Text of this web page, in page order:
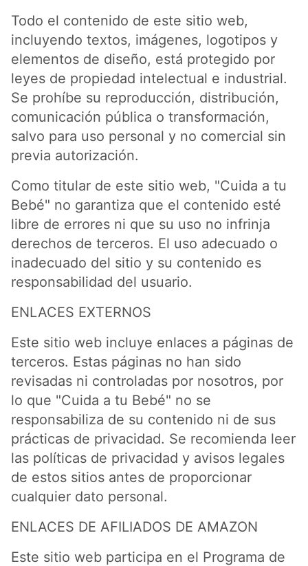
Todo el contenido de este sitio web,
incluyendo textos, imágenes, logotipos y
elementos de diseño, está protegido por
leyes de propiedad intelectual e industrial.
Se prohíbe su reproducción, distribución,
comunicación pública o transformación,
salvo para uso personal y no comercial sin
previa autorización.
Como titular de este sitio web, "Cuida a tu
Bebé" no garantiza que el contenido esté
libre de errores ni que su uso no infrinja
derechos de terceros. El uso adecuado o
inadecuado del sitio y su contenido es
responsabilidad del usuario.
ENLACES EXTERNOS
Este sitio web incluye enlaces a páginas de
terceros. Estas páginas no han sido
revisadas ni controladas por nosotros, por
lo que "Cuida a tu Bebé" no se
responsabiliza de su contenido ni de sus
prácticas de privacidad. Se recomienda leer
las políticas de privacidad y avisos legales
de estos sitios antes de proporcionar
cualquier dato personal.
ENLACES DE AFILIADOS DE AMAZON
Este sitio web participa en el Programa de